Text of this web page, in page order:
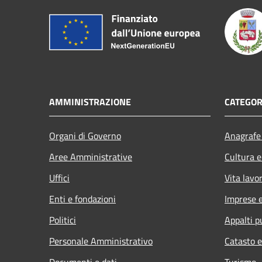
AMMINISTRAZIONE
Organi di Governo
Aree Amministrative
Uffici
Enti e fondazioni
Politici
Personale Amministrativo
Cultura
Vita
Imprese
Appalti
Catasto